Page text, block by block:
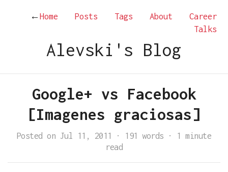
←Home Posts Tags About
Career
Talks
Alevski's Blog
Google+ vs Facebook
[Imagenes graciosas]
Posted on Jul 11, 2011 · 191 words · 1 minute
read